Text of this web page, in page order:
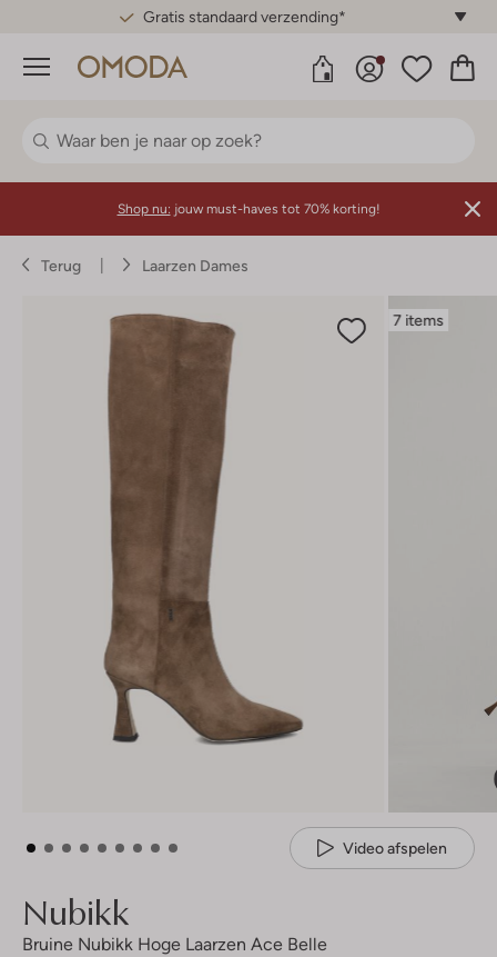
Gratis standaard verzending*
Menu
Shop nu: jouw must-haves tot 70% korting!
Terug Laarzen Dames
7 items
Video afspelen
Nubikk
Bruine Nubikk Hoge Laarzen Ace Belle